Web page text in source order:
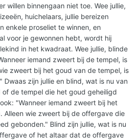
willen binnengaan niet toe. Wee jullie,
huichelaars, jullie bereizen
enkele proseliet te winnen, en
voor je gewonnen hebt, wordt hij
in het kwadraat. Wee jullie, blinde
iemand zweert bij de tempel, is
zweert bij het goud van de tempel, is
Dwaas zijn jullie en blind, wat is nu van
de tempel die het goud geheiligd
"Wanneer iemand zweert bij het
Alleen wie zweert bij de offergave die
gebonden." Blind zijn jullie, wat is nu
of het altaar dat de offergave